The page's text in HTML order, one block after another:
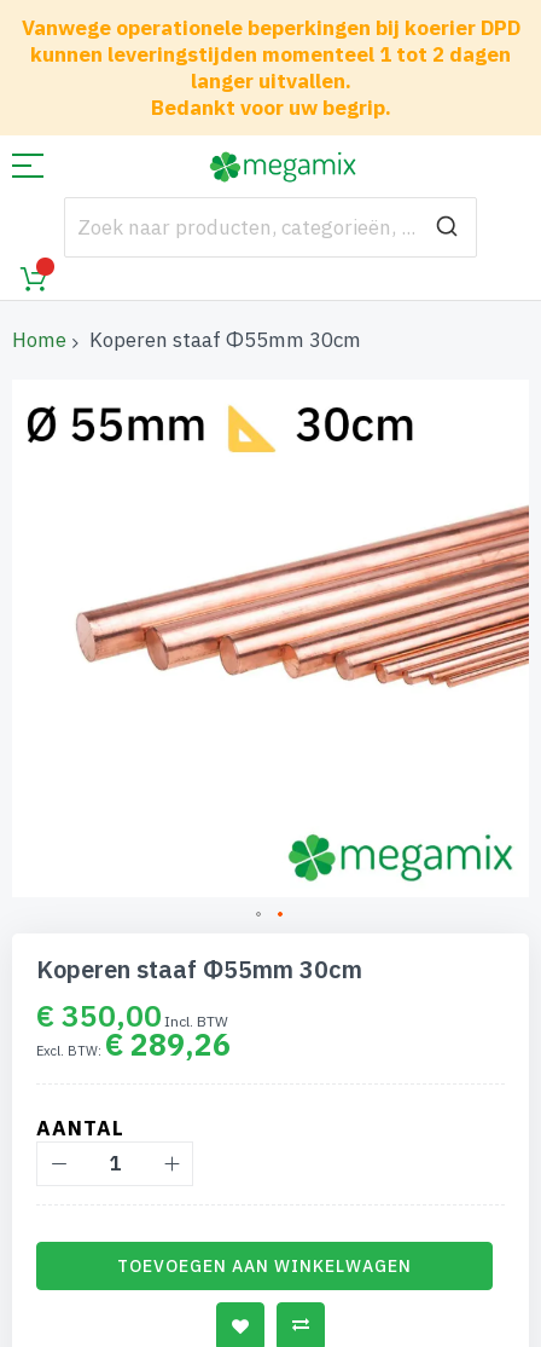
Vanwege operationele beperkingen bij koerier DPD
kunnen leveringstijden momenteel 1 tot 2 dagen
langer uitvallen.
Bedankt voor uw begrip.
Home Koperen staaf Φ55mm 30cm
naar
het
einde
naar
begin
Koperen staaf Φ55mm 30cm
€ 350,00
€ 289,26
AANTAL
TOEVOEGEN AAN WINKELWAGEN